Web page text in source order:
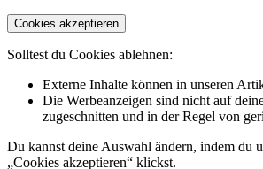
Cookies akzeptieren
Solltest du Cookies ablehnen:
Externe Inhalte können in unseren
Die Werbeanzeigen sind nicht auf
zugeschnitten und in der Regel von
Du kannst deine Auswahl ändern, indem du
„Cookies akzeptieren“ klickst.